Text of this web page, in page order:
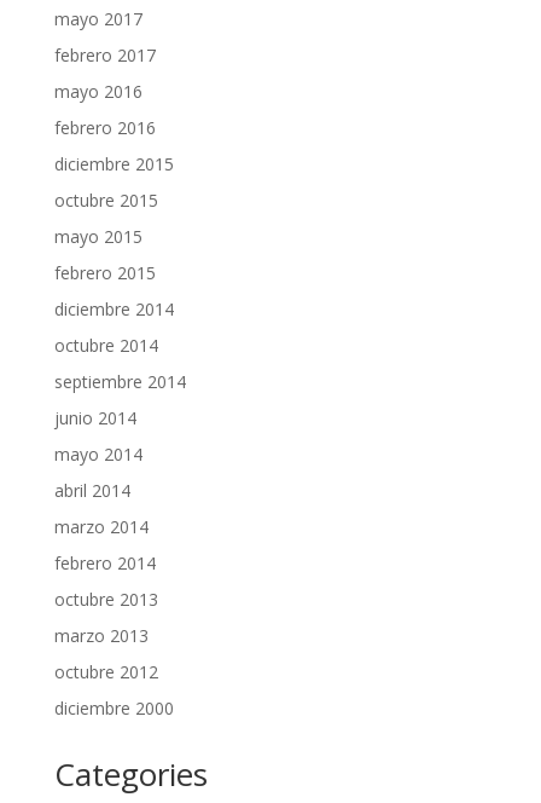
mayo 2017
febrero 2017
mayo 2016
febrero 2016
diciembre 2015
octubre 2015
mayo 2015
febrero 2015
diciembre 2014
octubre 2014
septiembre 2014
junio 2014
mayo 2014
abril 2014
marzo 2014
febrero 2014
octubre 2013
marzo 2013
octubre 2012
diciembre 2000
Categories